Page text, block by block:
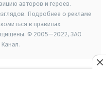
авторов и героев.
Подробнее о рекламе
в правилах
© 2005—2022, ЗАО